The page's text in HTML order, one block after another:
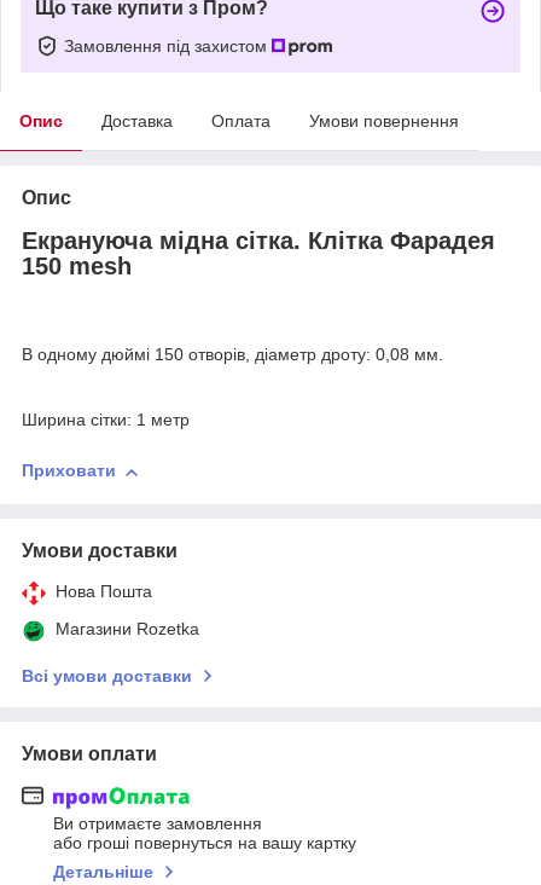
Що таке купити з Пром?
Замовлення під захистом
Опис Доставка Оплата Умови повернення
Опис
Екрануюча мідна сітка. Клітка Фарадея
150 mesh
В одному дюймі 150 отворів, діаметр дроту: 0,08 мм.
Ширина сітки: 1 метр
Приховати
Умови доставки
Нова Пошта
Магазини Rozetka
Всі умови доставки
Умови оплати
Ви отримаєте замовлення
або гроші повернуться на вашу картку
Детальніше